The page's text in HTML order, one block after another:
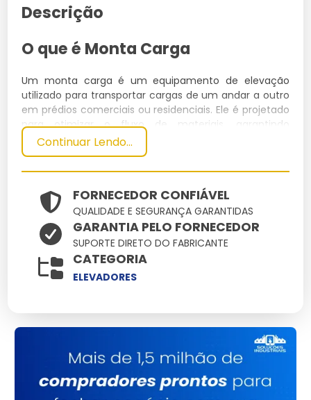
Descrição
O que é Monta Carga
Um monta carga é um equipamento de elevação
utilizado para transportar cargas de um andar a outro
em prédios comerciais ou residenciais. Ele é projetado
para otimizar o fluxo de materiais, garantindo
eficiência e segurança.
Especificações Técnicas
Dimensões
(cm)
Peso
(kg)
Material
Capacidade
(kg)
Potência
(kW)
120x120x200
500
Aço
inoxidável
1000
Benefícios
Aço inoxidável que garante
durabilidade.
Alta Capacidade:Suporta até 1000 kg, ideal para
cargas pesadas.
Continuar Lendo...
FORNECEDOR CONFIÁVEL
QUALIDADE E SEGURANÇA GARANTIDAS
GARANTIA PELO FORNECEDOR
SUPORTE DIRETO DO FABRICANTE
CATEGORIA
ELEVADORES